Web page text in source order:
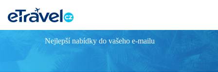
CASTELLO VILLAGE RESORT
Informace o hotelu
Nejlepší nabídky do vašeho e-mailu